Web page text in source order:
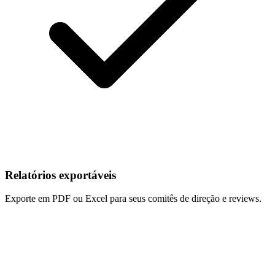
Relatórios exportáveis
Exporte em PDF ou Excel para seus comitês de direção e reviews.